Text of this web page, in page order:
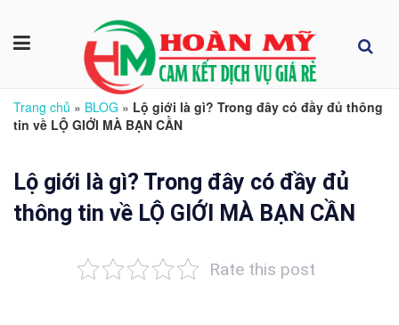
Trang chủ » BLOG » Lộ giới là gì? Trong đây có đầy đủ thông
tin về LỘ GIỚI MÀ BẠN CẦN
Lộ giới là gì? Trong đây có đầy đủ
thông tin về LỘ GIỚI MÀ BẠN CẦN
Rate this post